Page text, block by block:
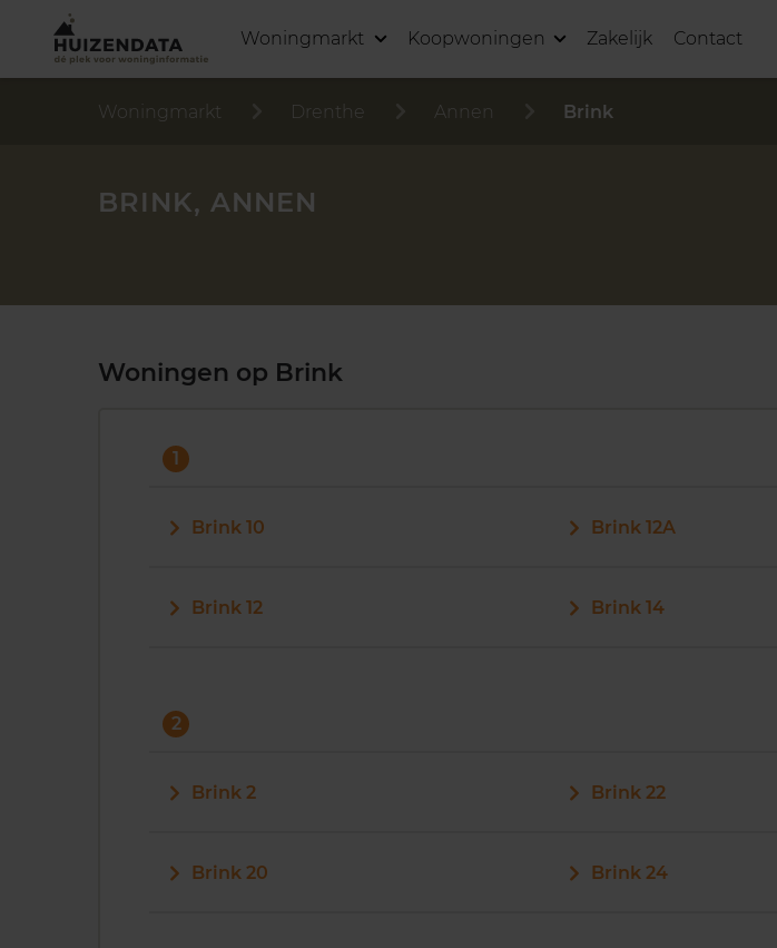
Woningmarkt Koopwoningen Zakelijk Contact
Woningmarkt Drenthe Annen Brink
BRINK, ANNEN
Woningen op Brink
1
Brink 10
Brink 12
Brink 12A
Brink 14
2
Brink 2
Brink 20
Brink 22
Brink 24